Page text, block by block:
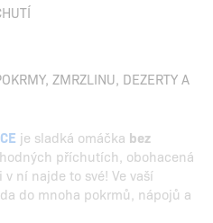
ZMRZLINU, DEZERTY A
je sladká omáčka bez
příchutích, obohacená
ní najde to své! Ve vaší
do mnoha pokrmů, nápojů a